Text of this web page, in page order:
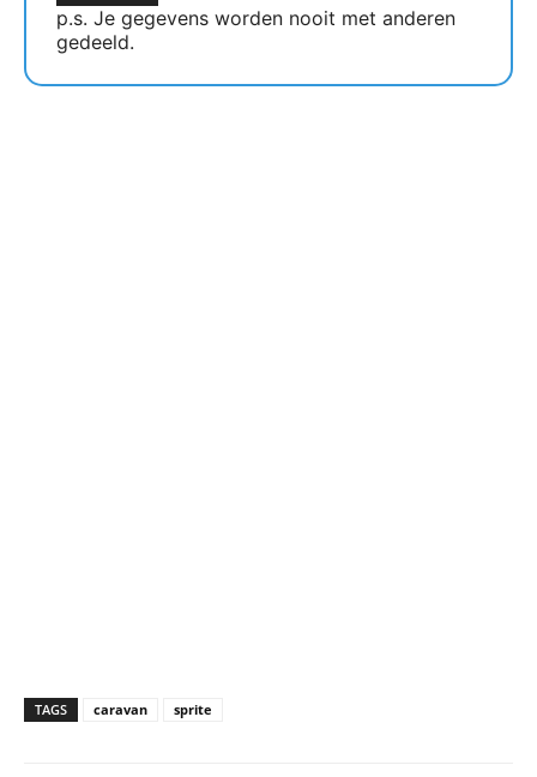
p.s. Je gegevens worden nooit met anderen
gedeeld.
TAGS caravan sprite